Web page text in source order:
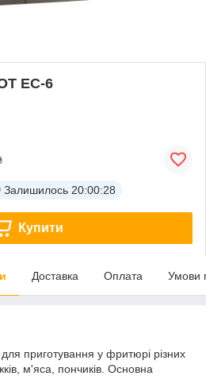
EC-6
Залишилось 20:00:28
Купити
Доставка Оплата Умови
приготування у фритюрі різних
м'яса, пончиків. Основна